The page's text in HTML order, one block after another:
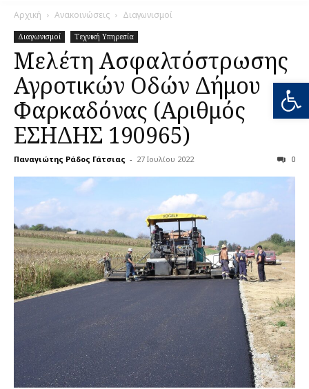
Αρχική Ανακοινώσεις Διαγωνισμοί
Διαγωνισμοί Τεχνική Υπηρεσία
Μελέτη Ασφαλτόστρωσης
Αγροτικών Οδών Δήμου
Φαρκαδόνας (Αριθμός
ΕΣΗΔΗΣ 190965)
Παναγιώτης Ράδος Γάτσιας - 27 Ιουλίου 2022 0